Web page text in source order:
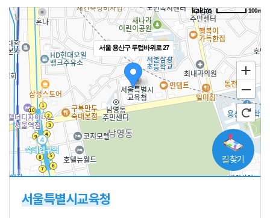
서울 용산구 두텁바위로 27
100m
주소
서울 용산구 두텁바위로 27
전화
-
서울특별시교육청
길찾기